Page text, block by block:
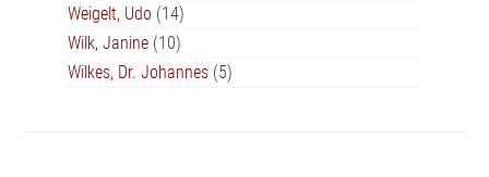
Weigelt, Udo (14)
Wilk, Janine (10)
Wilkes, Dr. Johannes (5)